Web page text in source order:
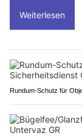
Weiterlesen
Rundum-Schutz für